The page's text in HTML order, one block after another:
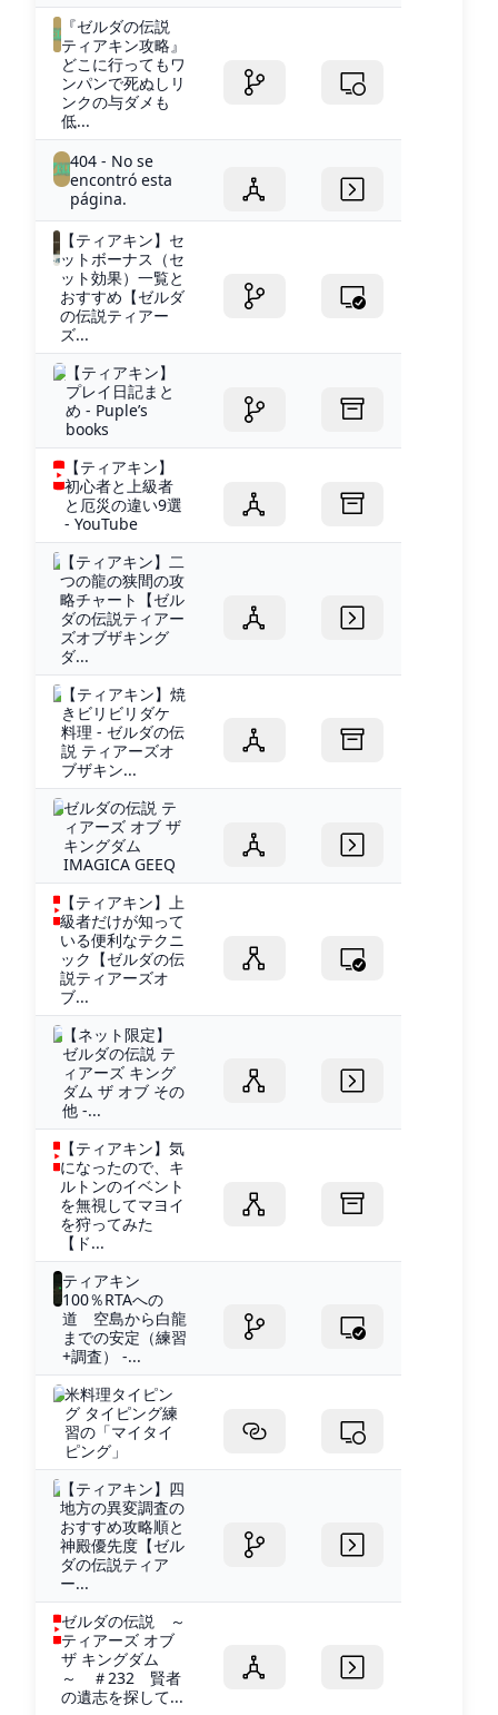
『ゼルダの伝説
ティアキン攻略』
どこに行ってもワ
ンパンで死ぬしリ
ンクの与ダメも
低...
404 - No se
encontró esta
página.
【ティアキン】セ
ットボーナス（セ
ット効果）一覧と
おすすめ【ゼルダ
の伝説ティアー
ズ...
【ティアキン】
プレイ日記まと
め - Puple’s
books
【ティアキン】
初心者と上級者
と厄災の違い9選
- YouTube
【ティアキン】二
つの龍の狭間の攻
略チャート【ゼル
ダの伝説ティアー
ズオブザキング
ダ...
【ティアキン】焼
きビリビリダケ
料理 - ゼルダの伝
説 ティアーズオ
ブザキン...
ゼルダの伝説 テ
ィアーズ オブ ザ
キングダム
IMAGICA GEEQ
【ティアキン】上
級者だけが知って
いる便利なテクニ
ック【ゼルダの伝
説ティアーズオ
ブ...
【ネット限定】
ゼルダの伝説 テ
ィアーズ キング
ダム ザ オブ その
他 -...
【ティアキン】気
になったので、キ
ルトンのイベント
を無視してマヨイ
を狩ってみた
【ド...
ティアキン
100％RTAへの
道 空島から白龍
までの安定（練習
+調査） -...
米料理タイピン
グ タイピング練
習の「マイタイ
ピング」
【ティアキン】四
地方の異変調査の
おすすめ攻略順と
神殿優先度【ゼル
ダの伝説ティア
ー...
ゼルダの伝説 ～
ティアーズ オブ
ザ キングダム
～ ＃232 賢者
の遺志を探して...